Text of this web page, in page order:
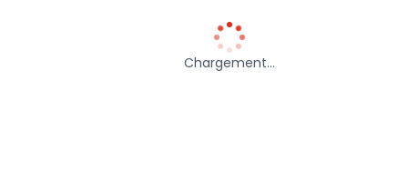
Chargement…